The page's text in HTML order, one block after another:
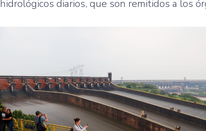
hidrológicos diarios, que son remitidos a los